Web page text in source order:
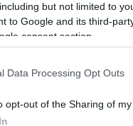
but not limited to
to Google and its third-
consent section.
Data Processing Opt Outs
opt-out of the Sharing of my